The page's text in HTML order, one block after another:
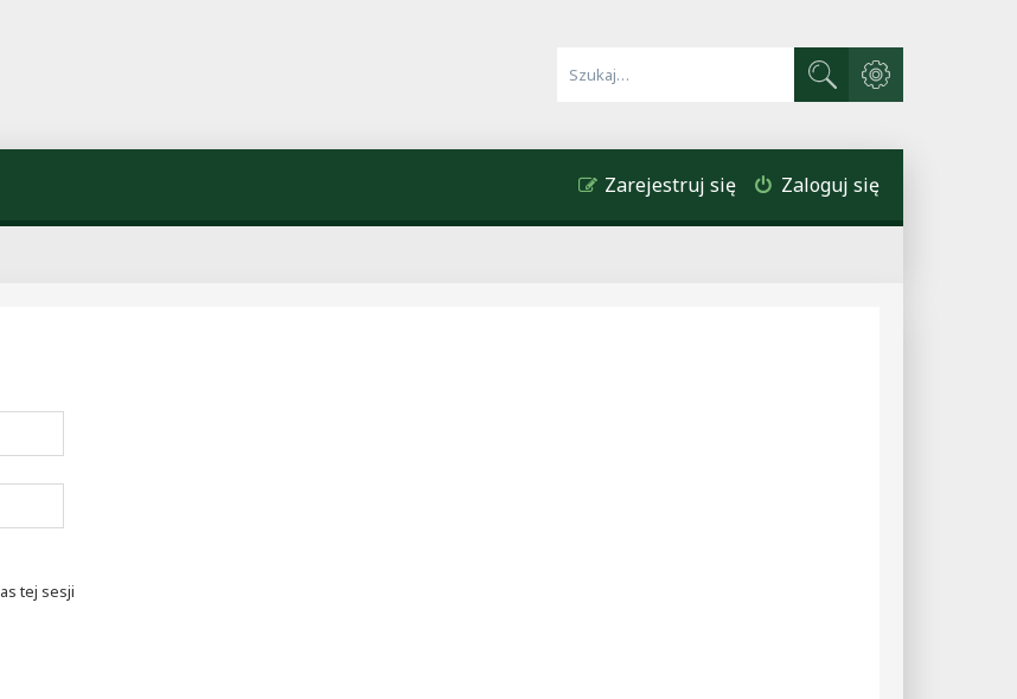
Szukaj
Wyszukiwanie
Zaloguj się
Zarejestruj się
tej sesji